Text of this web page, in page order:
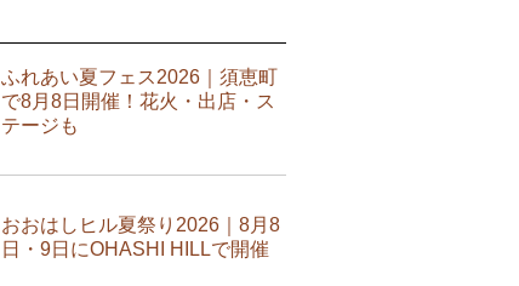
ふれあい夏フェス2026｜須恵町
で8月8日開催！花火・出店・ス
テージも
おおはしヒル夏祭り2026｜8月8
日・9日にOHASHI HILLで開催